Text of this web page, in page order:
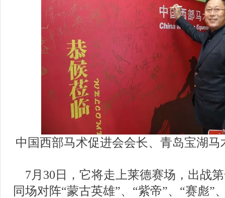
中国西部马术促进会会长、青岛宝湖
7月30日，它将走上莱德赛场，出战
同场对阵“蒙古英雄”、“紫帝”、“赛彪”